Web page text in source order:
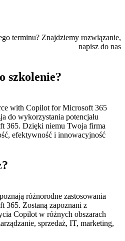
terminu? Znajdziemy rozwiązanie,
napisz do nas
szkolenie?
with Copilot for Microsoft 365
do wykorzystania potencjału
365. Dzięki niemu Twoja firma
efektywność i innowacyjność
różnorodne zastosowania
365. Zostaną zapoznani z
Copilot w różnych obszarach
sprzedaż, IT, marketing,